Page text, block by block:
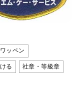
ッペン
る 社章・等級章